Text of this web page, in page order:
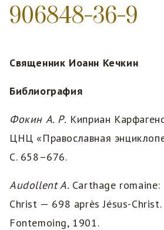
906848-36-9
Священник Иоанн Кечкин
Библиография
Фокин А. Р. Киприан
ЦНЦ «Православная
С. 658–676.
Audollent A. Carthage
Christ — 698 après Jésus-
Fontemoing, 1901.